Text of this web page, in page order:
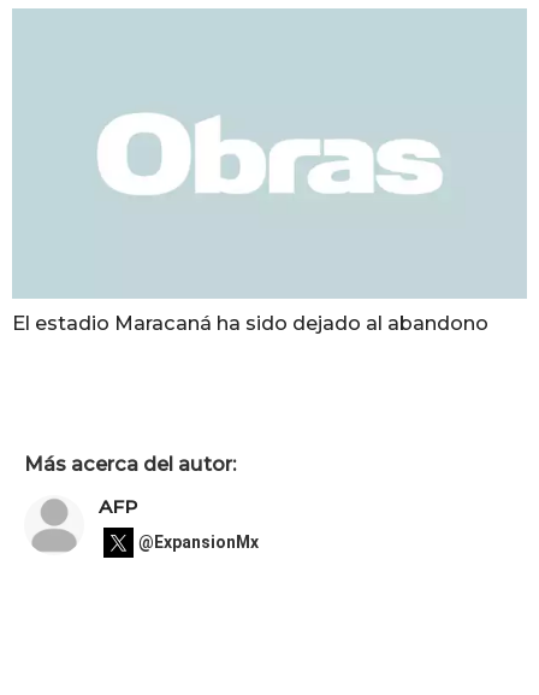
El estadio Maracaná ha sido dejado al abandono
Más acerca del autor:
AFP
@ExpansionMx